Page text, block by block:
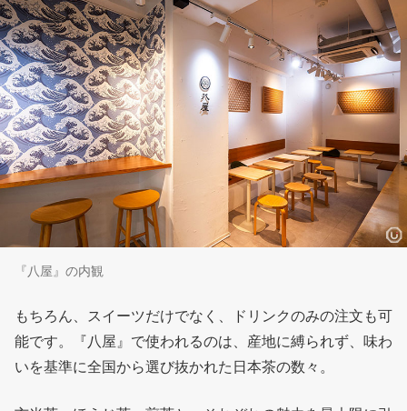
『八屋』の内観
もちろん、スイーツだけでなく、ドリンクのみの注文も可
能です。『八屋』で使われるのは、産地に縛られず、味わ
いを基準に全国から選び抜かれた日本茶の数々。